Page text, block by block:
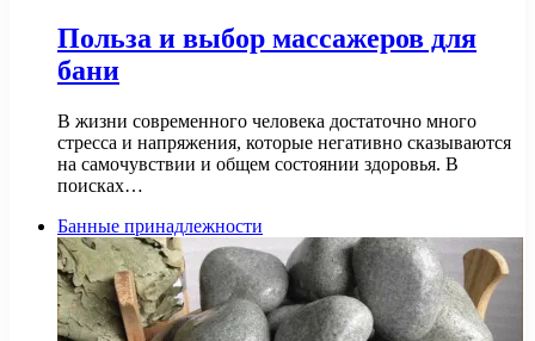
Польза и выбор массажеров для
бани
В жизни современного человека достаточно много
стресса и напряжения, которые негативно сказываются
на самочувствии и общем состоянии здоровья. В
поисках…
Банные принадлежности